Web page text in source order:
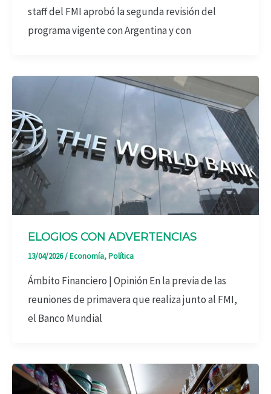
staff del FMI aprobó la segunda revisión del
programa vigente con Argentina y con
ELOGIOS CON ADVERTENCIAS
13/04/2026/Economía,Política
Ámbito Financiero | Opinión En la previa de las
reuniones de primavera que realiza junto al FMI,
el Banco Mundial